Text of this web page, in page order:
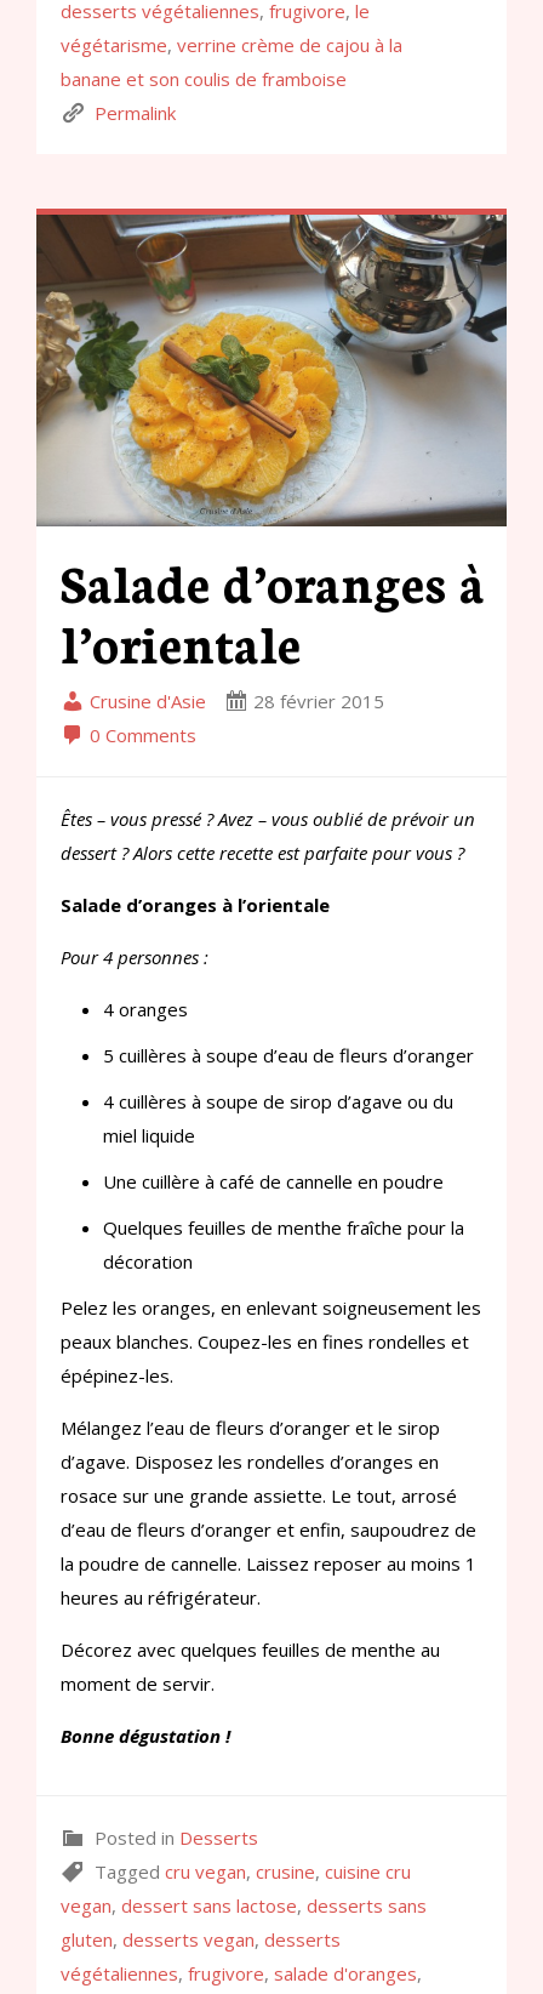
desserts végétaliennes, frugivore, le
végétarisme, verrine crème de cajou à la
banane et son coulis de framboise
Permalink
Salade d’oranges à
l’orientale
Crusine d'Asie
28 février 2015
0 Comments
Êtes – vous pressé ? Avez – vous oublié de prévoir un
dessert ? Alors cette recette est parfaite pour vous ?
Salade d’oranges à l’orientale
Pour 4 personnes :
4 oranges
5 cuillères à soupe d’eau de fleurs d’oranger
4 cuillères à soupe de sirop d’agave ou du
miel liquide
Une cuillère à café de cannelle en poudre
Quelques feuilles de menthe fraîche pour la
décoration
Pelez les oranges, en enlevant soigneusement les
peaux blanches. Coupez-les en fines rondelles et
épépinez-les.
Mélangez l’eau de fleurs d’oranger et le sirop
d’agave. Disposez les rondelles d’oranges en
rosace sur une grande assiette. Le tout, arrosé
d’eau de fleurs d’oranger et enfin, saupoudrez de
la poudre de cannelle. Laissez reposer au moins 1
heures au réfrigérateur.
Décorez avec quelques feuilles de menthe au
moment de servir.
Bonne dégustation !
Posted in Desserts
Tagged cru vegan, crusine, cuisine cru
vegan, dessert sans lactose, desserts sans
gluten, desserts vegan, desserts
végétaliennes, frugivore, salade d'oranges,